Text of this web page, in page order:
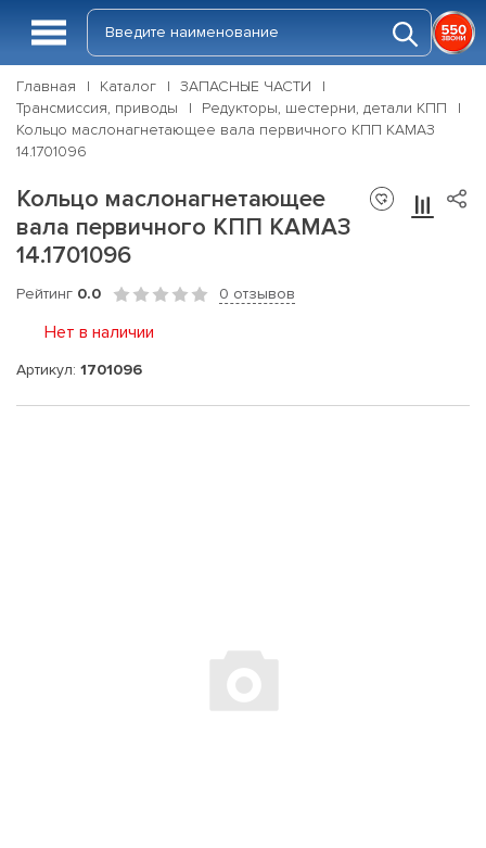
Главная Каталог
ЗАПАСНЫЕ ЧАСТИ
Трансмиссия, приводы
Редукторы, шестерни, детали КПП
Кольцо маслонагнетающее вала первичного КПП КАМАЗ
14.1701096
Кольцо маслонагнетающее
вала первичного КПП КАМАЗ
14.1701096
Рейтинг 0.0 0 отзывов
Нет в наличии
Артикул: 1701096